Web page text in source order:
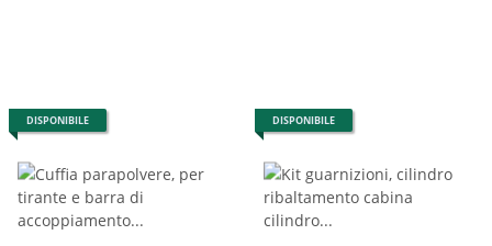
DISPONIBILE DISPONIBILE